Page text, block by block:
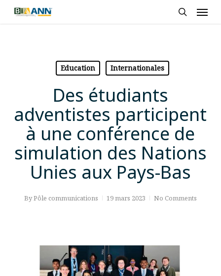
Skip
Education Internationales
Des étudiants
adventistes participent
à une conférence de
simulation des Nations
Unies aux Pays-Bas
ByPôle communications 19 mars 2023 No Comments